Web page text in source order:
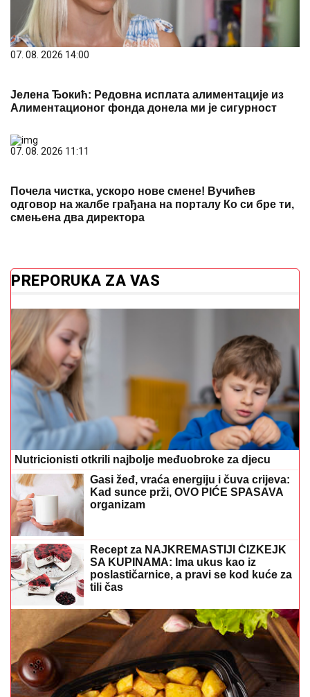
07. 08. 2026 14:00
Јелена Ђокић: Редовна исплата алиментације из
Алиментационог фонда донела ми је сигурност
07. 08. 2026 11:11
Почела чистка, ускоро нове смене! Вучићев
одговор на жалбе грађана на порталу Ко си бре ти,
смењена два директора
PREPORUKA ZA VAS
Nutricionisti otkrili najbolje međuobroke za djecu
Gasi žeđ, vraća energiju i čuva crijeva:
Kad sunce prži, OVO PIĆE SPASAVA
organizam
Recept za NAJKREMASTIJI ČIZKEJK
SA KUPINAMA: Ima ukus kao iz
poslastičarnice, a pravi se kod kuće za
tili čas